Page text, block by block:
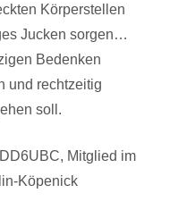
Körperstellen
Jucken sorgen…
Bedenken
und rechtzeitig
soll.
Mitglied im
Köpenick